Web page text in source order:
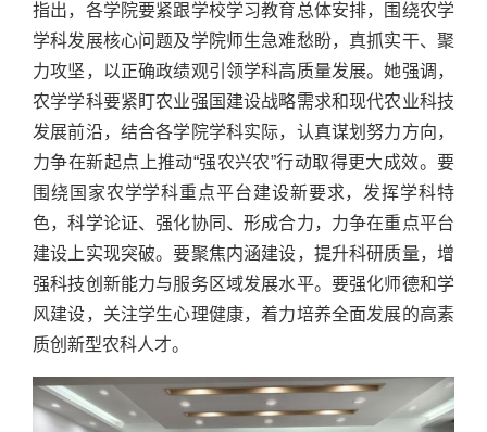
指出，各学院要紧跟学校学习教育总体安排，围绕农学
学科发展核心问题及学院师生急难愁盼，真抓实干、聚
力攻坚，以正确政绩观引领学科高质量发展。她强调，
农学学科要紧盯农业强国建设战略需求和现代农业科技
发展前沿，结合各学院学科实际，认真谋划努力方向，
力争在新起点上推动“强农兴农”行动取得更大成效。要
围绕国家农学学科重点平台建设新要求，发挥学科特
色，科学论证、强化协同、形成合力，力争在重点平台
建设上实现突破。要聚焦内涵建设，提升科研质量，增
强科技创新能力与服务区域发展水平。要强化师德和学
风建设，关注学生心理健康，着力培养全面发展的高素
质创新型农科人才。